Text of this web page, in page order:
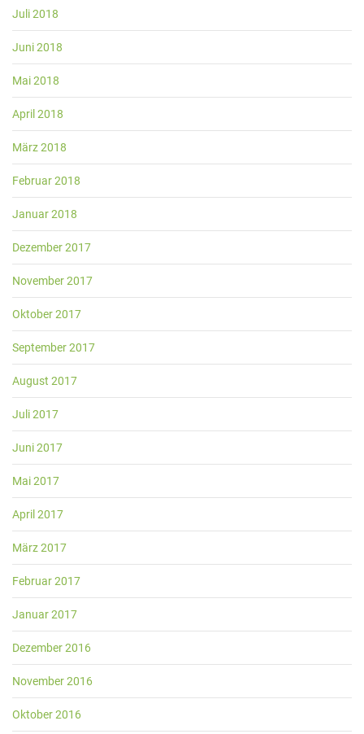
Juli 2018
Juni 2018
Mai 2018
April 2018
März 2018
Februar 2018
Januar 2018
Dezember 2017
November 2017
Oktober 2017
September 2017
August 2017
Juli 2017
Juni 2017
Mai 2017
April 2017
März 2017
Februar 2017
Januar 2017
Dezember 2016
November 2016
Oktober 2016